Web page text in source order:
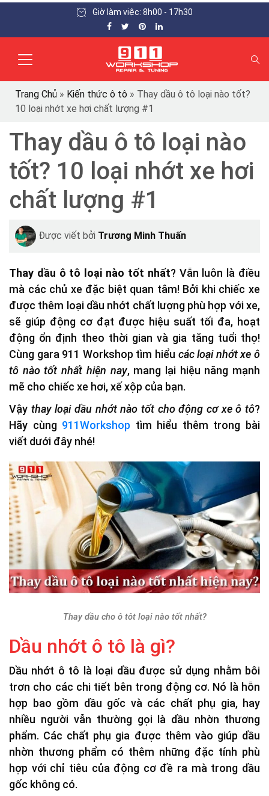
Giờ làm việc: 8h00 - 17h30
Trang Chủ » Kiến thức ô tô » Thay dầu ô tô loại nào tốt?
10 loại nhớt xe hơi chất lượng #1
Thay dầu ô tô loại nào
tốt? 10 loại nhớt xe hơi
chất lượng #1
Được viết bởi Trương Minh Thuấn
Thay dầu ô tô loại nào tốt nhất? Vẫn luôn là điều
mà các chủ xe đặc biệt quan tâm! Bởi khi chiếc xe
được thêm loại dầu nhớt chất lượng phù hợp với xe,
sẽ giúp động cơ đạt được hiệu suất tối đa, hoạt
động ổn định theo thời gian và gia tăng tuổi thọ!
Cùng gara 911 Workshop tìm hiểu các loại nhớt xe ô
tô nào tốt nhất hiện nay, mang lại hiệu năng mạnh
mẽ cho chiếc xe hơi, xế xộp của bạn.
Vậy thay loại dầu nhớt nào tốt cho động cơ xe ô tô?
Hãy cùng 911Workshop tìm hiểu thêm trong bài
viết dưới đây nhé!
Thay dầu cho ô tôt loại nào tốt nhất?
Dầu nhớt ô tô là gì?
Dầu nhớt ô tô là loại dầu được sử dụng nhằm bôi
trơn cho các chi tiết bên trong động cơ. Nó là hỗn
hợp bao gồm dầu gốc và các chất phụ gia, hay
nhiều người vẫn thường gọi là dầu nhờn thương
phẩm. Các chất phụ gia được thêm vào giúp dầu
nhờn thương phẩm có thêm những đặc tính phù
hợp với chỉ tiêu của động cơ đề ra mà trong dầu
gốc không có.